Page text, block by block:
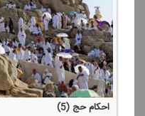
احكام حج (5)